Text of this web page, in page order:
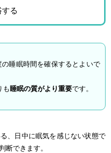
る
の睡眠時間を確保するとよいで
も睡眠の質がより重要です。
、日中に眠気を感じない状態で
断できます。